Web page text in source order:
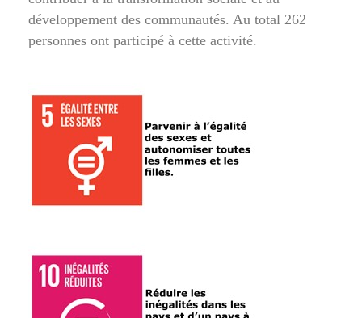
développement des communautés. Au total 262
personnes ont participé à cette activité.